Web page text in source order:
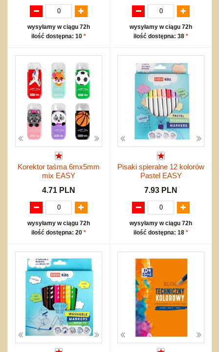
wysyłamy w ciągu 72h
ilość dostępna: 10 *
wysyłamy w ciągu 72h
ilość dostępna: 38 *
Korektor taśma 6mx5mm
mix EASY
4.71 PLN
wysyłamy w ciągu 72h
ilość dostępna: 20 *
Pisaki spieralne 12 kolorów
Pastel EASY
7.93 PLN
wysyłamy w ciągu 72h
ilość dostępna: 18 *